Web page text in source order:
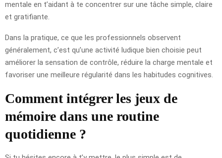
mentale en t’aidant à te concentrer sur une tâche simple, claire
et gratifiante.
Dans la pratique, ce que les professionnels observent
généralement, c’est qu’une activité ludique bien choisie peut
améliorer la sensation de contrôle, réduire la charge mentale et
favoriser une meilleure régularité dans les habitudes cognitives.
Comment intégrer les jeux de
mémoire dans une routine
quotidienne ?